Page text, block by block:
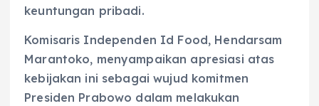
keuntungan pribadi.
Komisaris Independen Id Food, Hendarsam
Marantoko, menyampaikan apresiasi atas
kebijakan ini sebagai wujud komitmen
Presiden Prabowo dalam melakukan